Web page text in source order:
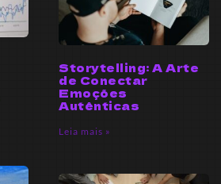
Storytelling: A Arte
de Conectar
Emoções
Autênticas
Leia mais »